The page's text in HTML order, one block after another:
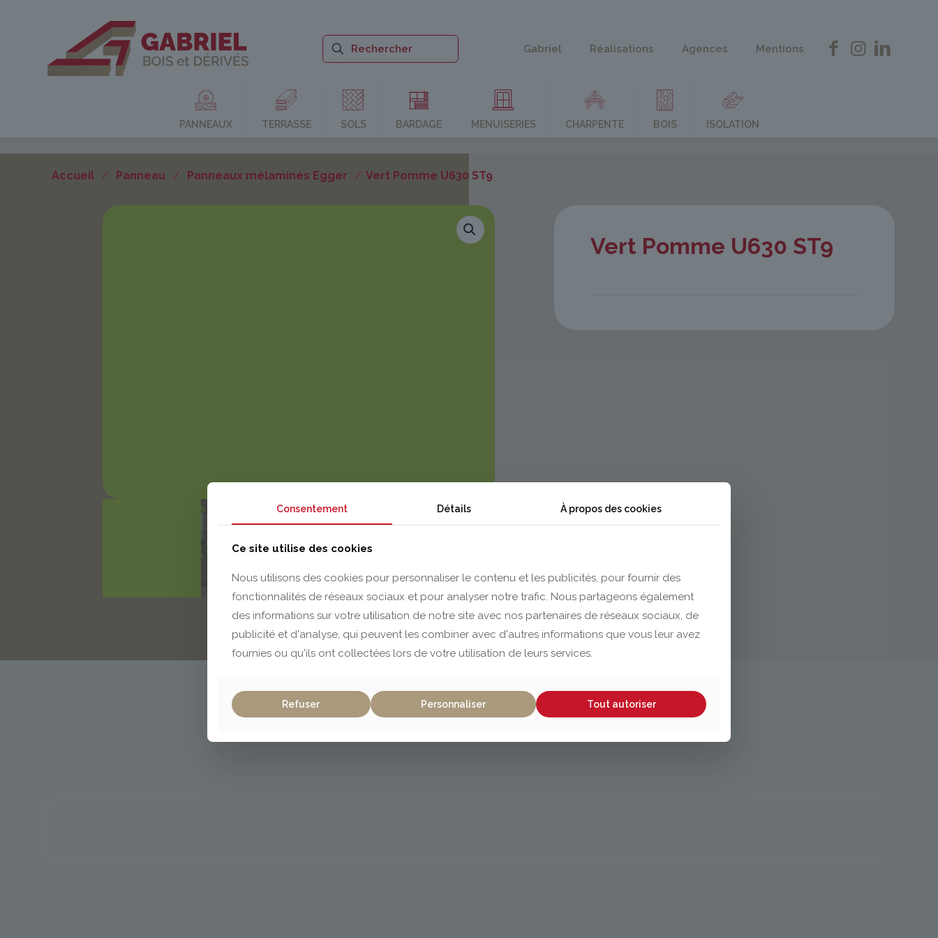
Gabriel Réalisations Agences Mentions
PANNEAUX TERRASSE SOLS BARDAGE MENUISERIES CHARPENTE BOIS ISOLATION
Accueil / Panneau / Panneaux mélaminés Egger / Vert Pomme U630 ST9
Vert Pomme U630 ST9
Consentement Détails À propos des cookies
Ce site utilise des cookies
Nous utilisons des cookies pour personnaliser le contenu et les publicités, pour fournir des
fonctionnalités de réseaux sociaux et pour analyser notre trafic. Nous partageons également
des informations sur votre utilisation de notre site avec nos partenaires de réseaux sociaux, de
publicité et d'analyse, qui peuvent les combiner avec d'autres informations que vous leur avez
fournies ou qu'ils ont collectées lors de votre utilisation de leurs services.
Refuser Personnaliser Tout autoriser